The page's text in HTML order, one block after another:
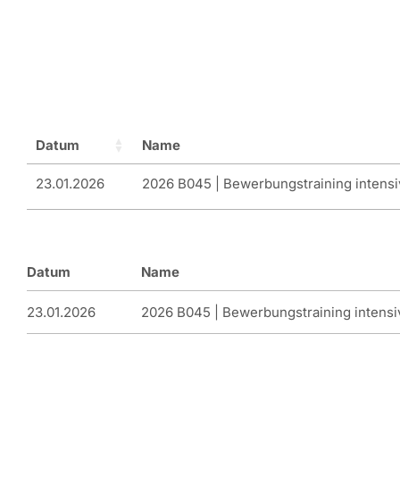
Datum Name
23.01.2026 2026 B045 | Bewerbungstraining
Datum Name
23.01.2026 2026 B045 | Bewerbungstraining